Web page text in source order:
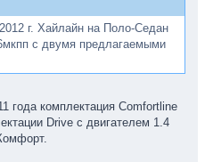
г. Хайлайн на Поло-Седан
с двумя предлагаемыми
года комплектация Comfortline
Drive с двигателем 1.4